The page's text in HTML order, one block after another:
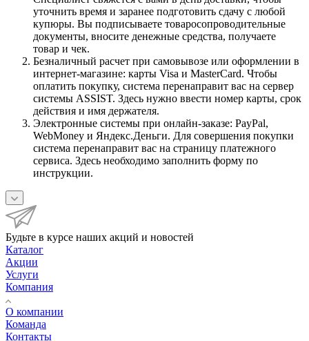
уточнить время и заранее подготовить сдачу с любой
купюры. Вы подписываете товаросопроводительные
документы, вносите денежные средства, получаете
товар и чек.
Безналичный расчет при самовывозе или оформлении в
интернет-магазине: карты Visa и MasterCard. Чтобы
оплатить покупку, система перенаправит вас на сервер
системы ASSIST. Здесь нужно ввести номер карты, срок
действия и имя держателя.
Электронные системы при онлайн-заказе: PayPal,
WebMoney и Яндекс.Деньги. Для совершения покупки
система перенаправит вас на страницу платежного
сервиса. Здесь необходимо заполнить форму по
инструкции.
Будьте в курсе наших акций и новостей
Каталог
Акции
Услуги
Компания
О компании
Команда
Контакты